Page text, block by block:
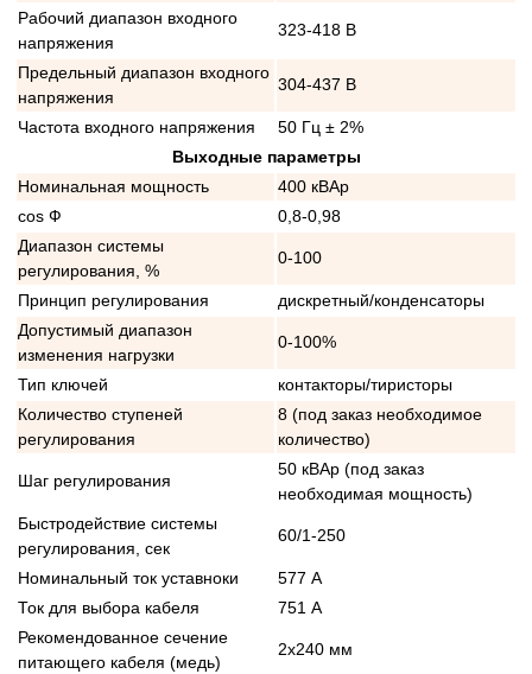
Рабочий диапазон входного
напряжения
323-418 В
Предельный диапазон входного
напряжения
304-437 В
Частота входного напряжения
50 Гц ± 2%
Выходные параметры
Номинальная мощность
400 кВАр
cos Ф
0,8-0,98
Диапазон системы
регулирования, %
0-100
Принцип регулирования
дискретный/конденсаторы
Допустимый диапазон
изменения нагрузки
0-100%
Тип ключей
контакторы/тиристоры
Количество ступеней
регулирования
8 (под заказ необходимое
количество)
Шаг регулирования
50 кВАр (под заказ
необходимая мощность)
Быстродействие системы
регулирования, сек
60/1-250
Номинальный ток уставноки
577 А
Ток для выбора кабеля
751 А
Рекомендованное сечение
питающего кабеля (медь)
2x240 мм